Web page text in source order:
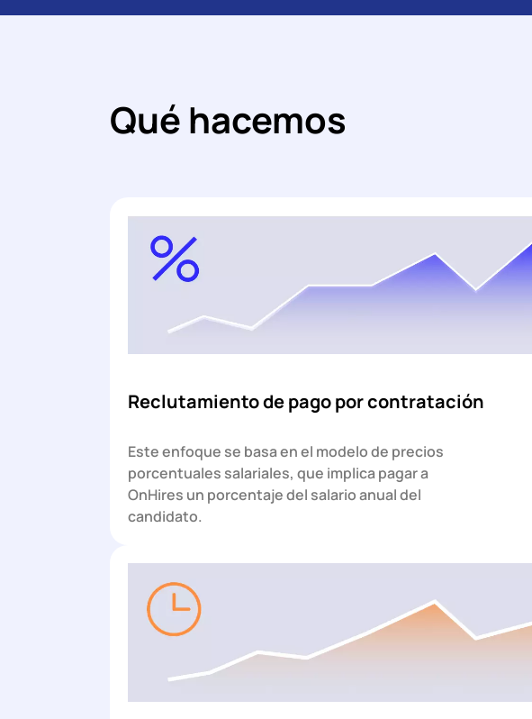
Qué hacemos
Reclutamiento de pago por contratación
Este enfoque se basa en el modelo de precios
porcentuales salariales, que implica pagar a
OnHires un porcentaje del salario anual del
candidato.